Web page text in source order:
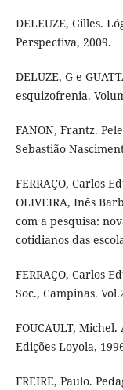
DELEUZE, Gilles.
Perspectiva, 2009.
DELUZE, G e
esquizofrenia.
FANON, Frantz.
Sebastião
FERRAÇO, Carlos
OLIVEIRA, Inês
com a pesquisa:
cotidianos das
FERRAÇO, Carlos
Soc., Campinas.
FOUCAULT,
Edições Loyola,
FREIRE, Paulo.